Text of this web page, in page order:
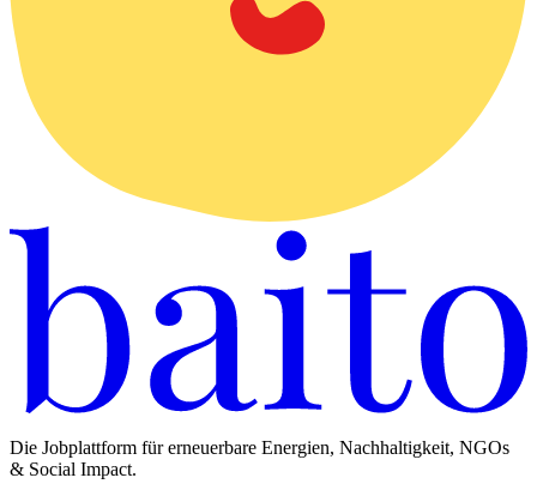
Die Jobplattform für erneuerbare Energien, Nachhaltigkeit, NGOs
& Social Impact.